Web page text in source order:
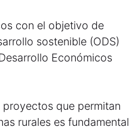
con el objetivo de
sostenible (ODS)
Económicos
que permitan
rurales es fundamental